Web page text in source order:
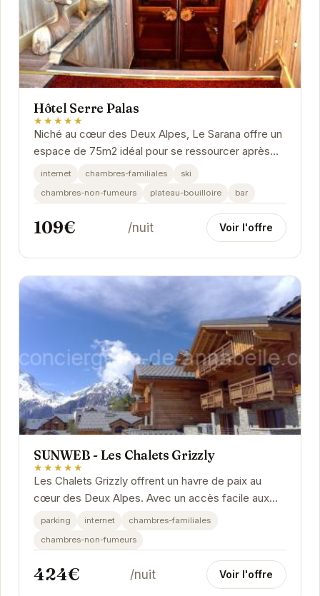
Hôtel Serre Palas
★★★★★
Niché au cœur des Deux Alpes, Le Sarana offre un
espace de 75m2 idéal pour se ressourcer après
une journée en montagne. Son calme, sa terrasse...
internet chambres-familiales
ski
chambres-non-fumeurs
plateau-bouilloire bar
109€ /nuit Voir l'offre
SUNWEB - Les Chalets Grizzly
★★★★★
Les Chalets Grizzly offrent un havre de paix au
cœur des Deux Alpes. Avec un accès facile aux
pistes de ski et une vue imprenable sur les...
parking internet
chambres-familiales
chambres-non-fumeurs
424€ /nuit Voir l'offre